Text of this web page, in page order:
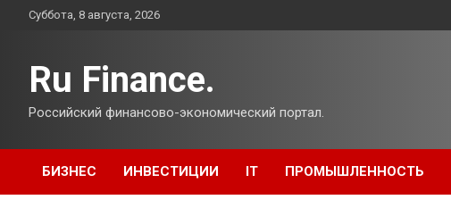
ПерейтиСуббота, 8 августа, 2026
Ru Finance.
Российский финансово-экономический портал.
БИЗНЕС ИНВЕСТИЦИИ IT ПРОМЫШЛЕННОСТЬ